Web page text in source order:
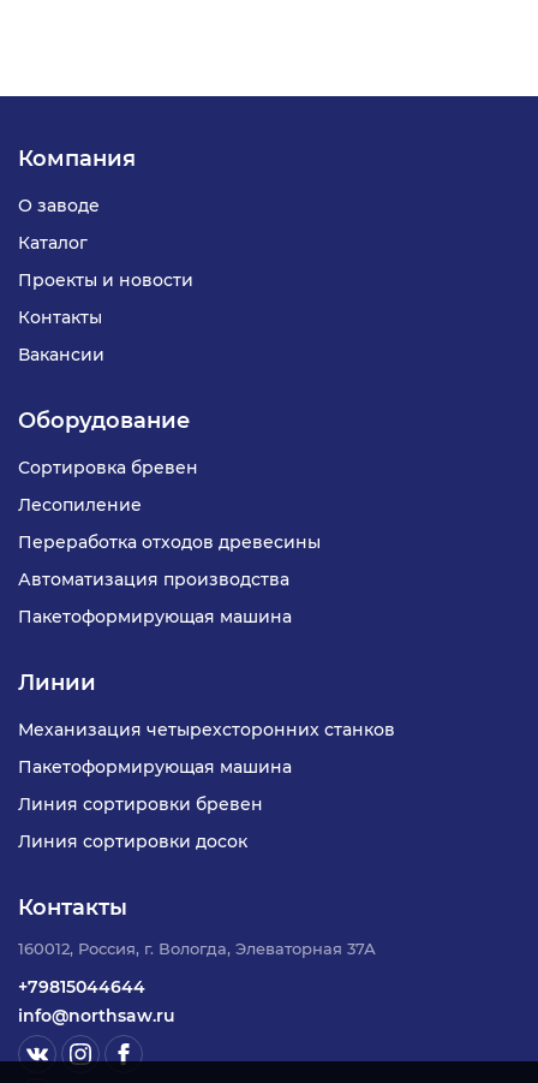
Компания
О заводе
Каталог
Проекты и новости
Контакты
Вакансии
Оборудование
Сортировка бревен
Лесопиление
Переработка отходов древесины
Автоматизация производства
Пакетоформирующая машина
Линии
Механизация четырехсторонних станков
Пакетоформирующая машина
Линия сортировки бревен
Линия сортировки досок
Контакты
160012, Россия, г. Вологда, Элеваторная 37А
+79815044644
info@northsaw.ru